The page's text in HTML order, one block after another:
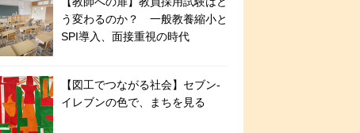
う変わるのか？ 一般教養縮小と
SPI導入、面接重視の時代
【図工でつながる社会】セブン‐
イレブンの色で、まちを見る